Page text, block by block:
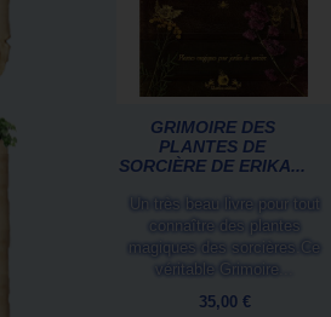
GRIMOIRE DES
PLANTES DE
SORCIÈRE DE ERIKA...
Un très beau livre pour tout
connaître des plantes
magiques des sorcières.Ce
véritable Grimoire...
35,00 €